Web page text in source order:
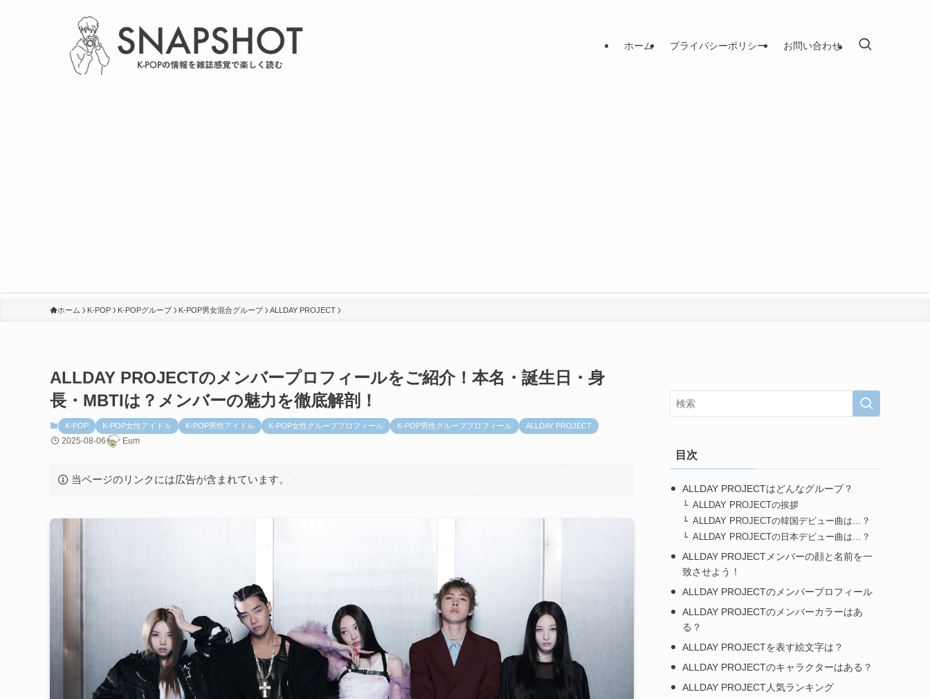
ホーム プライバシーポリシー お問い合わせ
ホーム K-POP K-POPグループ K-POP男女混合グループ ALLDAY PROJECT
ALLDAY PROJECTのメンバープロフィールをご紹介！本名・誕生日・身
長・MBTIは？メンバーの魅力を徹底解剖！
K-POP K-POP女性アイドル K-POP男性アイドル K-POP女性グループプロフィール K-POP男性グループプロフィール ALLDAY PROJECT
2025-08-06 Eum
当ページのリンクには広告が含まれています。
目次
ALLDAY PROJECTはどんなグループ？
ALLDAY PROJECTの挨拶
ALLDAY PROJECTの韓国デビュー曲は…？
ALLDAY PROJECTの日本デビュー曲は…？
ALLDAY PROJECTメンバーの顔と名前を一
致させよう！
ALLDAY PROJECTのメンバープロフィール
ALLDAY PROJECTのメンバーカラーはあ
る？
ALLDAY PROJECTを表す絵文字は？
ALLDAY PROJECTのキャラクターはある？
ALLDAY PROJECT人気ランキング